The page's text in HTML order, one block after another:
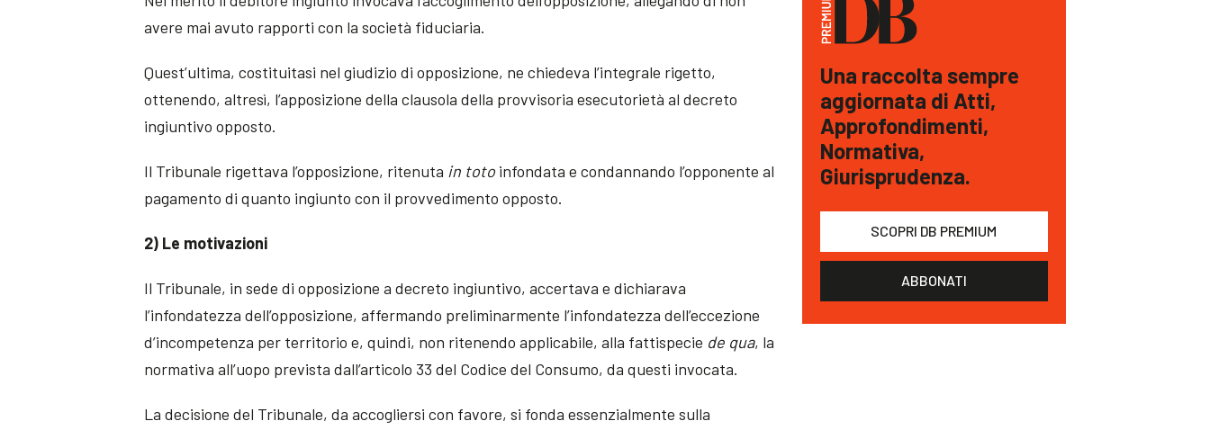
avere mai avuto rapporti con la società fiduciaria.
Quest’ultima, costituitasi nel giudizio di opposizione, ne chiedeva l’integrale rigetto,
ottenendo, altresì, l’apposizione della clausola della provvisoria esecutorietà al decreto
ingiuntivo opposto.
Il Tribunale rigettava l’opposizione, ritenuta in toto infondata e condannando l’opponente al
pagamento di quanto ingiunto con il provvedimento opposto.
2) Le motivazioni
Il Tribunale, in sede di opposizione a decreto ingiuntivo, accertava e dichiarava
l’infondatezza dell’opposizione, affermando preliminarmente l’infondatezza dell’eccezione
d’incompetenza per territorio e, quindi, non ritenendo applicabile, alla fattispecie de qua, la
normativa all’uopo prevista dall’articolo 33 del Codice del Consumo, da questi invocata.
La decisione del Tribunale, da accogliersi con favore, si fonda essenzialmente sulla
Una raccolta sempre
aggiornata di Atti,
Approfondimenti,
Normativa,
Giurisprudenza.
SCOPRI DB PREMIUM
ABBONATI